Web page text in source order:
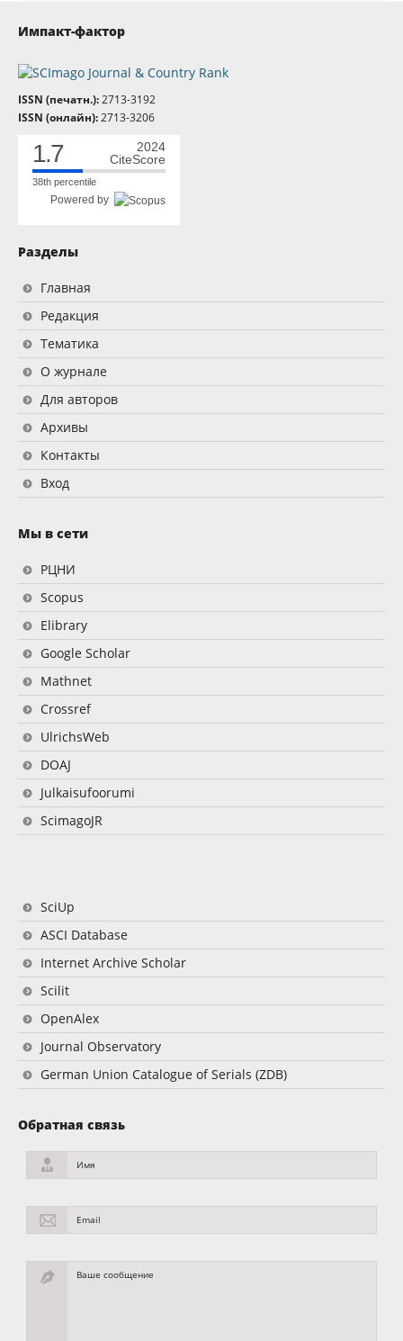
Импакт-фактор
ISSN (печатн.):2713-3192
ISSN (онлайн):2713-3206
1.7
2024
CiteScore
38th percentile
Powered by
Разделы
Главная
Редакция
Тематика
О журнале
Для авторов
Архивы
Контакты
Вход
Мы в сети
РЦНИ
Scopus
Elibrary
Google Scholar
Mathnet
Crossref
UlrichsWeb
DOAJ
Julkaisufoorumi
ScimagoJR
SciUp
ASCI Database
Internet Archive Scholar
Scilit
OpenAlex
Journal Observatory
German Union Catalogue of Serials (ZDB)
Обратная связь
Имя
Email
Ваше сообщение